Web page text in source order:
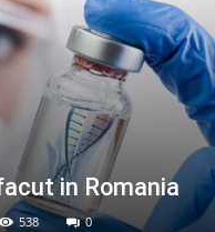
in Romania
538 0